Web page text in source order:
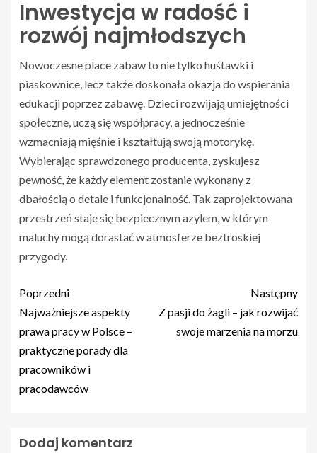
Inwestycja w radość i
rozwój najmłodszych
Nowoczesne place zabaw to nie tylko huśtawki i
piaskownice, lecz także doskonała okazja do wspierania
edukacji poprzez zabawę. Dzieci rozwijają umiejętności
społeczne, uczą się współpracy, a jednocześnie
wzmacniają mięśnie i kształtują swoją motorykę.
Wybierając sprawdzonego producenta, zyskujesz
pewność, że każdy element zostanie wykonany z
dbałością o detale i funkcjonalność. Tak zaprojektowana
przestrzeń staje się bezpiecznym azylem, w którym
maluchy mogą dorastać w atmosferze beztroskiej
przygody.
Poprzedni
Najważniejsze aspekty
prawa pracy w Polsce –
praktyczne porady dla
pracowników i
pracodawców
Następny
Z pasji do żagli – jak rozwijać
swoje marzenia na morzu
Dodaj komentarz